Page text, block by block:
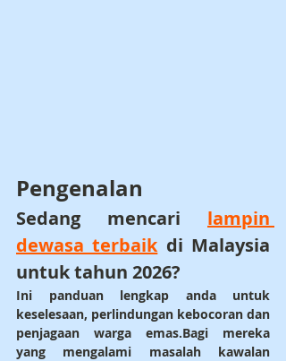
Pengenalan
Sedang mencari lampin
dewasa terbaik di Malaysia
untuk tahun 2026?
Ini panduan lengkap anda untuk
keselesaan, perlindungan kebocoran dan
penjagaan warga emas.Bagi mereka
yang mengalami masalah kawalan